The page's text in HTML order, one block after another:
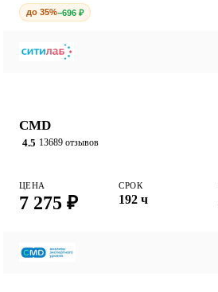
до 35%−696 ₽
CMD
4.5 13689 отзывов
ЦЕНА
7 275 ₽
СРОК
192 ч